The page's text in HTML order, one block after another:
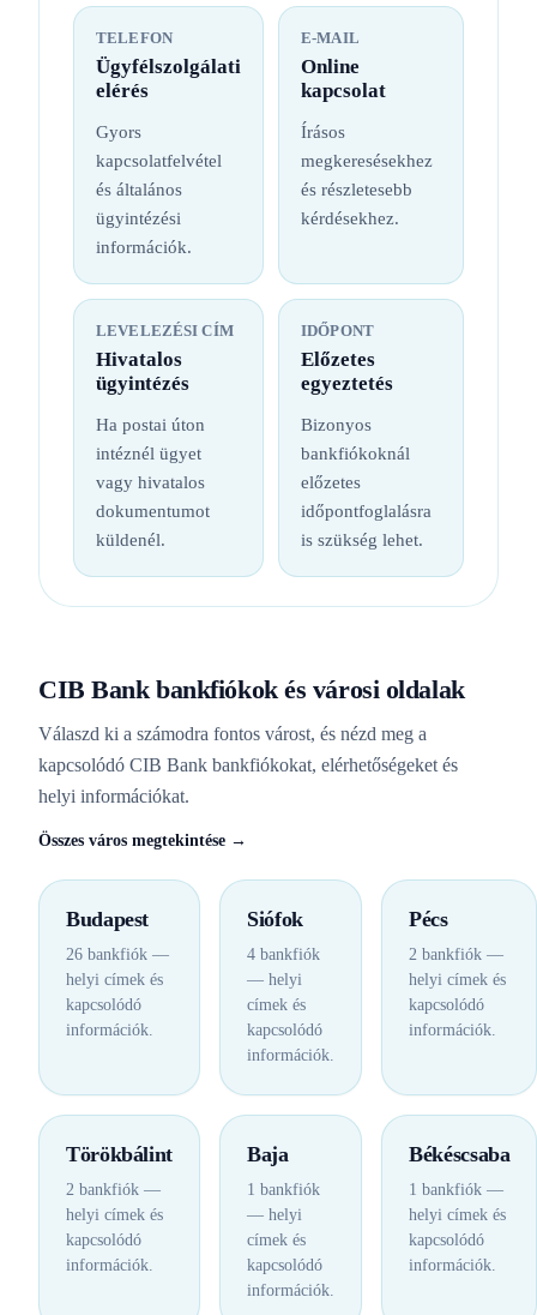
TELEFON
Ügyfélszolgálati
elérés
Gyors
kapcsolatfelvétel
és általános
ügyintézési
információk.
E-MAIL
Online
kapcsolat
Írásos
megkeresésekhez
és részletesebb
kérdésekhez.
LEVELEZÉSI CÍM
Hivatalos
ügyintézés
Ha postai úton
intéznél ügyet
vagy hivatalos
dokumentumot
küldenél.
IDŐPONT
Előzetes
egyeztetés
Bizonyos
bankfiókoknál
előzetes
időpontfoglalásra
is szükség lehet.
CIB Bank bankfiókok és városi oldalak
Válaszd ki a számodra fontos várost, és nézd meg a
kapcsolódó CIB Bank bankfiókokat, elérhetőségeket és
helyi információkat.
Összes város megtekintése →
Budapest
26 bankfiók —
helyi címek és
kapcsolódó
információk.
Siófok
4 bankfiók
— helyi
címek és
kapcsolódó
információk.
Pécs
2 bankfiók —
helyi címek és
kapcsolódó
információk.
Törökbálint
2 bankfiók —
helyi címek és
kapcsolódó
információk.
Baja
1 bankfiók
— helyi
címek és
kapcsolódó
információk.
Békéscsaba
1 bankfiók —
helyi címek és
kapcsolódó
információk.